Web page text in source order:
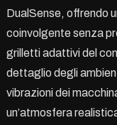
DualSense, offrendo
coinvolgente senza
grilletti adattivi del
dettaglio degli
vibrazioni dei
un’atmosfera